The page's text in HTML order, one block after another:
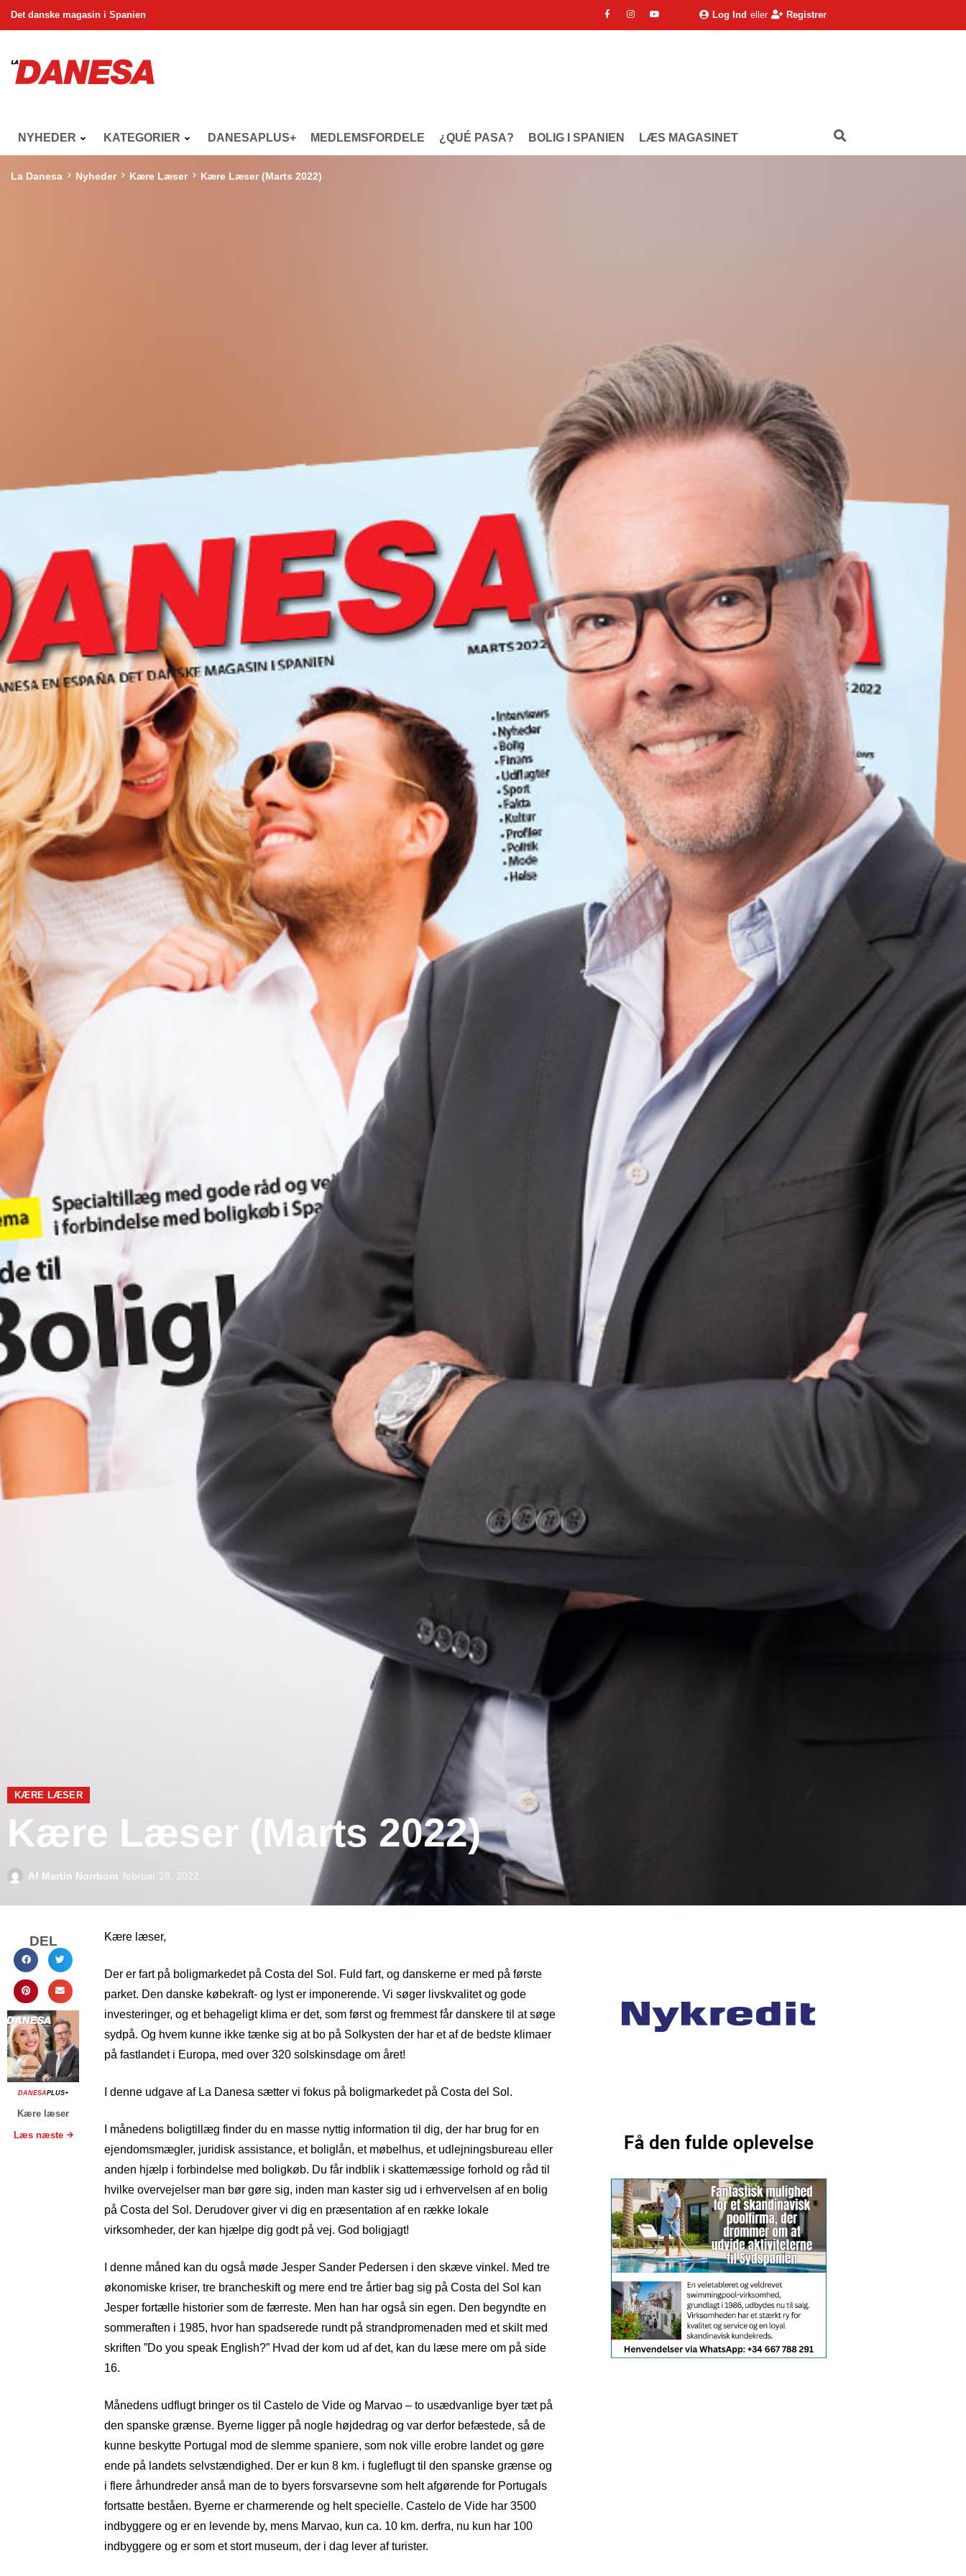
Det danske magasin i Spanien Log Ind eller Registrer
NYHEDER KATEGORIER DANESAPLUS+ MEDLEMSFORDELE ¿QUÉ PASA? BOLIG I SPANIEN LÆS MAGASINET
La Danesa Nyheder Kære Læser Kære Læser (Marts 2022)
KÆRE LÆSER
Kære Læser (Marts 2022)
Af Martin Norrbom februar 28, 2022
DEL
DANESAPLUS+
Kære læser
Læs næste
Kære læser,
Der er fart på boligmarkedet på Costa del Sol. Fuld fart, og danskerne er med på første
parket. Den danske købekraft- og lyst er imponerende. Vi søger livskvalitet og gode
investeringer, og et behageligt klima er det, som først og fremmest får danskere til at søge
sydpå. Og hvem kunne ikke tænke sig at bo på Solkysten der har et af de bedste klimaer
på fastlandet i Europa, med over 320 solskinsdage om året!
I denne udgave af La Danesa sætter vi fokus på boligmarkedet på Costa del Sol.
I månedens boligtillæg finder du en masse nyttig information til dig, der har brug for en
ejendomsmægler, juridisk assistance, et boliglån, et møbelhus, et udlejningsbureau eller
anden hjælp i forbindelse med boligkøb. Du får indblik i skattemæssige forhold og råd til
hvilke overvejelser man bør gøre sig, inden man kaster sig ud i erhvervelsen af en bolig
på Costa del Sol. Derudover giver vi dig en præsentation af en række lokale
virksomheder, der kan hjælpe dig godt på vej. God boligjagt!
I denne måned kan du også møde Jesper Sander Pedersen i den skæve vinkel. Med tre
økonomiske kriser, tre brancheskift og mere end tre årtier bag sig på Costa del Sol kan
Jesper fortælle historier som de færreste. Men han har også sin egen. Den begyndte en
sommeraften i 1985, hvor han spadserede rundt på strandpromenaden med et skilt med
skriften ”Do you speak English?” Hvad der kom ud af det, kan du læse mere om på side
16.
Månedens udflugt bringer os til Castelo de Vide og Marvao – to usædvanlige byer tæt på
den spanske grænse. Byerne ligger på nogle højdedrag og var derfor befæstede, så de
kunne beskytte Portugal mod de slemme spaniere, som nok ville erobre landet og gøre
ende på landets selvstændighed. Der er kun 8 km. i fugleflugt til den spanske grænse og
i flere århundreder anså man de to byers forsvarsevne som helt afgørende for Portugals
fortsatte beståen. Byerne er charmerende og helt specielle. Castelo de Vide har 3500
indbyggere og er en levende by, mens Marvao, kun ca. 10 km. derfra, nu kun har 100
indbyggere og er som et stort museum, der i dag lever af turister.